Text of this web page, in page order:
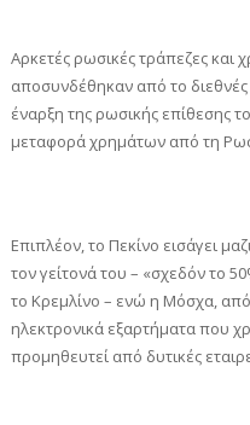
Αρκετές ρωσικές τράπεζες και
αποσυνδέθηκαν από το
έναρξη της ρωσικής επίθεσης
μεταφορά χρημάτων από τη
Επιπλέον, το Πεκίνο εισάγει
τον γείτονά του – «σχεδόν το
το Κρεμλίνο – ενώ η Μόσχα,
ηλεκτρονικά εξαρτήματα που
προμηθευτεί από δυτικές